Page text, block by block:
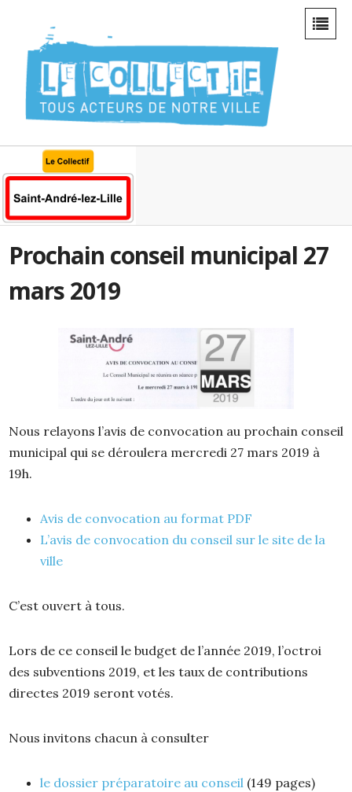
Prochain conseil municipal 27
mars 2019
Nous relayons l’avis de convocation au prochain conseil
municipal qui se déroulera mercredi 27 mars 2019 à
19h.
Avis de convocation au format PDF
L’avis de convocation du conseil sur le site de la
ville
C’est ouvert à tous.
Lors de ce conseil le budget de l’année 2019, l’octroi
des subventions 2019, et les taux de contributions
directes 2019 seront votés.
Nous invitons chacun à consulter
le dossier préparatoire au conseil (149 pages)